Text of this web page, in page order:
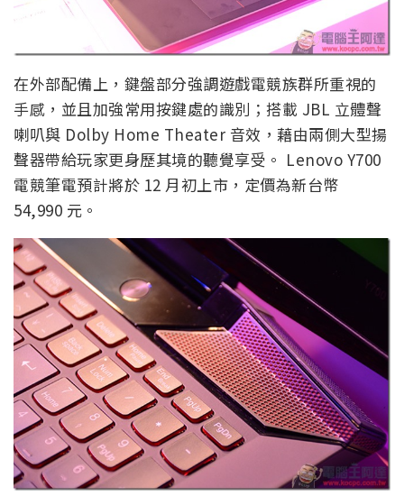
在外部配備上，鍵盤部分強調遊戲電競族群所重視的
手感，並且加強常用按鍵處的識別；搭載 JBL 立體聲
喇叭與 Dolby Home Theater 音效，藉由兩側大型揚
聲器帶給玩家更身歷其境的聽覺享受。 Lenovo Y700
電競筆電預計將於 12 月初上市，定價為新台幣
54,990 元。